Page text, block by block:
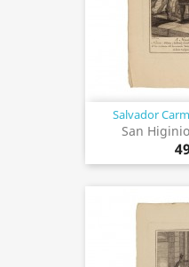
Salvador
San